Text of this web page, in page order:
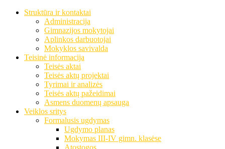
Struktūra ir kontaktai
Administracija
Gimnazijos mokytojai
Aplinkos darbuotojai
Mokyklos savivalda
Teisinė informacija
Teisės aktai
Teisės aktų projektai
Tyrimai ir analizės
Teisės aktų pažeidimai
Asmens duomenų apsauga
Veiklos sritys
Formalusis ugdymas
Ugdymo planas
Mokymas III-IV gimn. klasėse
Atostogos